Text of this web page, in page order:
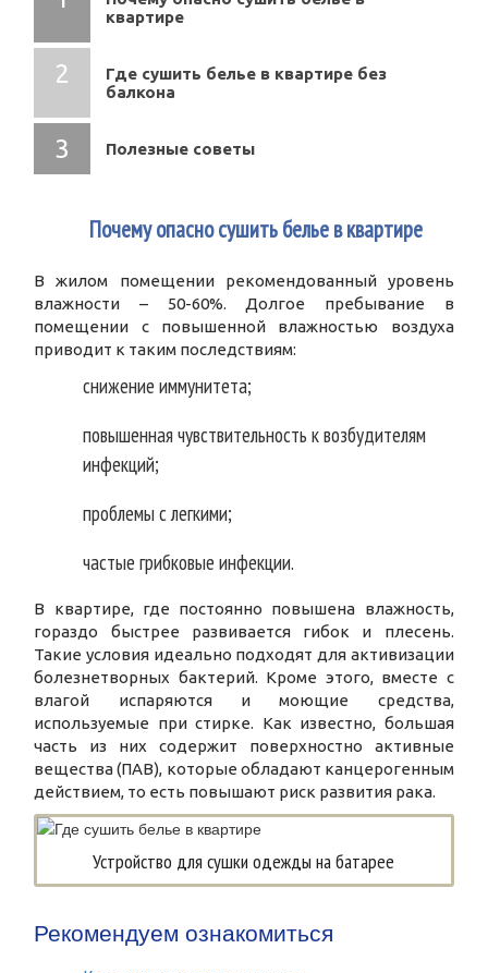
квартире
Где сушить белье в квартире без
балкона
Полезные советы
Почему опасно сушить белье в квартире
В жилом помещении рекомендованный уровень
влажности – 50-60%. Долгое пребывание в
помещении с повышенной влажностью воздуха
приводит к таким последствиям:
снижение иммунитета;
повышенная чувствительность к возбудителям
инфекций;
проблемы с легкими;
частые грибковые инфекции.
В квартире, где постоянно повышена влажность,
гораздо быстрее развивается гибок и плесень.
Такие условия идеально подходят для активизации
болезнетворных бактерий. Кроме этого, вместе с
влагой испаряются и моющие средства,
используемые при стирке. Как известно, большая
часть из них содержит поверхностно активные
вещества (ПАВ), которые обладают канцерогенным
действием, то есть повышают риск развития рака.
Устройство для сушки одежды на батарее
Рекомендуем ознакомиться